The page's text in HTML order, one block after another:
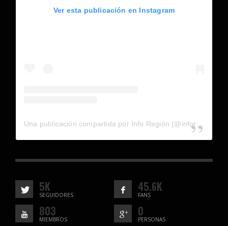
Ver esta publicación en Instagram
Una publicación compartida por Info Región (@inforegion_redes)
5K
SEGUIDORES
45.6K
FANS
803
MIEMBROS
0
PERSONAS